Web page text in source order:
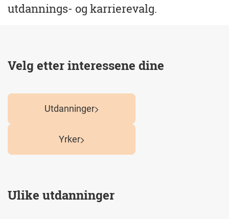
utdannings- og karrierevalg.
Velg etter interessene dine
Utdanninger
Yrker
Ulike utdanninger